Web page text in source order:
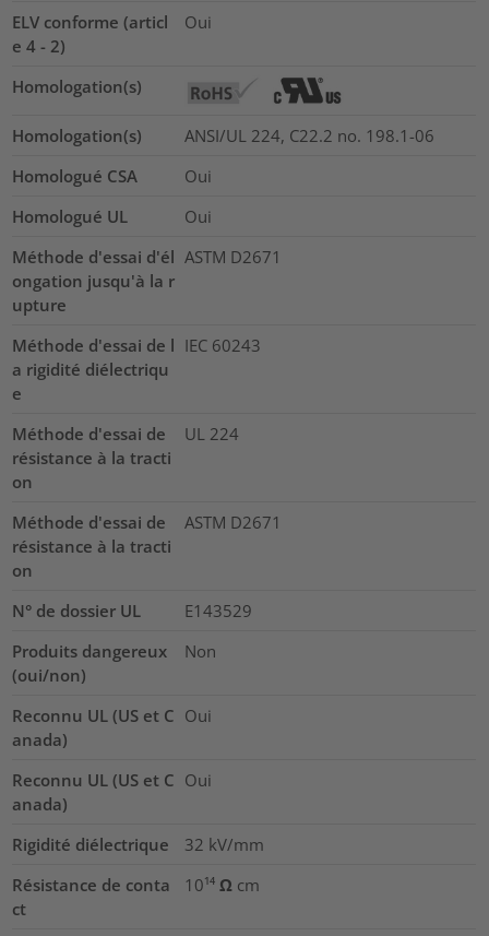
ELV conforme (articl
e 4 - 2)
Oui
Homologation(s)
Homologation(s)
ANSI/UL 224, C22.2 no. 198.1-06
Homologué CSA
Oui
Homologué UL
Oui
Méthode d'essai d'él
ongation jusqu'à la r
upture
ASTM D2671
Méthode d'essai de l
a rigidité diélectriqu
e
IEC 60243
Méthode d'essai de
résistance à la tracti
on
UL 224
Méthode d'essai de
résistance à la tracti
on
ASTM D2671
N° de dossier UL
E143529
Produits dangereux
(oui/non)
Non
Reconnu UL (US et C
anada)
Oui
Reconnu UL (US et C
anada)
Oui
Rigidité diélectrique 32 kV/mm
Résistance de conta
ct
10¹⁴ Ω cm